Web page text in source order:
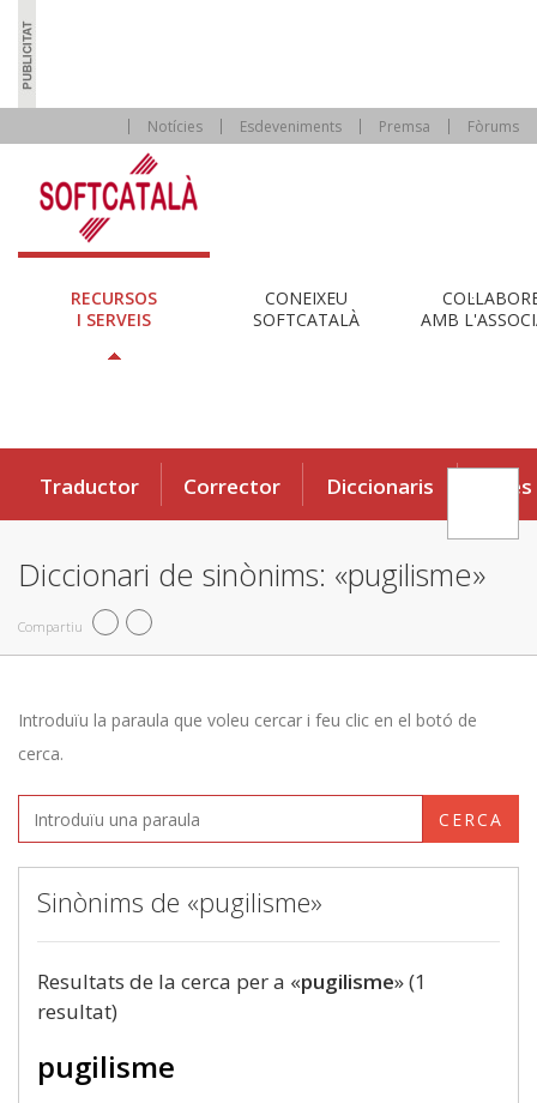
Notícies Esdeveniments Premsa Fòrums
RECURSOS
I SERVEIS
CONEIXEU
SOFTCATALÀ
AMB
Traductor Corrector Diccionaris Eines
Diccionari de sinònims: «pugilisme»
Compartiu
Introduïu la paraula que voleu cercar i feu clic en el botó de
cerca.
CERCA
Sinònims de «pugilisme»
Resultats de la cerca per a «pugilisme» (1
resultat)
pugilisme